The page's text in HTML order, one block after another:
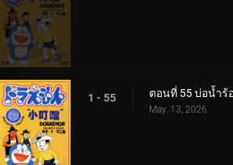
1 - 55
May. 13, 2026